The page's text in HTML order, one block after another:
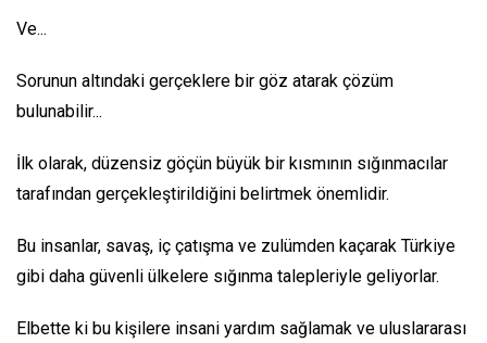
Ve...
Sorunun altındaki gerçeklere bir göz atarak çözüm
bulunabilir...
İlk olarak, düzensiz göçün büyük bir kısmının sığınmacılar
tarafından gerçekleştirildiğini belirtmek önemlidir.
Bu insanlar, savaş, iç çatışma ve zulümden kaçarak Türkiye
gibi daha güvenli ülkelere sığınma talepleriyle geliyorlar.
Elbette ki bu kişilere insani yardım sağlamak ve uluslararası